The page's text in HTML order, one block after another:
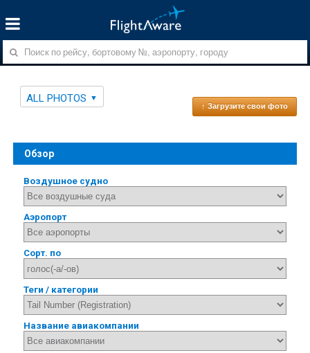
ALL PHOTOS
↑ Загрузите свои фото
Обзор
Воздушное судно
Аэропорт
Сорт. по
Теги / категории
Название авиакомпании